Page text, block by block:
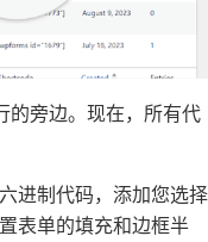
的旁边。现在，所有代
进制代码，添加您选择
表单的填充和边框半